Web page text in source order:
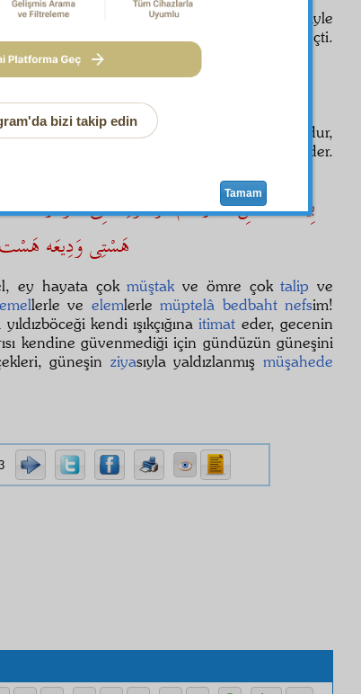
ı dünyeviye
yi sabit zannettik. O zan sebebiyle
bir uykudur; bir rüya gibi geçti.
gibi uçar, gider.
اِنْسَانْ بَزَوَالْ دُنْيَا بَفَنَا اَسْت، آمَالْ بِى
zannedenmağrur insan
e mahkûmdur,
eder.
بِيَا اَىْ نَفْسِ نَا فَرْجَامْ! وُجُودِ فَانِى خُودْرَا
هَسْتِى وَدِيعَه هَسْت
ey hayata çokmüştak ve ömre çoktalip ve
emellerle ve elemlerle müptelâ bedbaht nefsim!
kendi ışıkçığınaitimat eder, gecenin
kendine güvenmediği için gündüzün güneşini
güneşin ziyasıyla yaldızlanmış müşahede
bizi takip edin
Tamam